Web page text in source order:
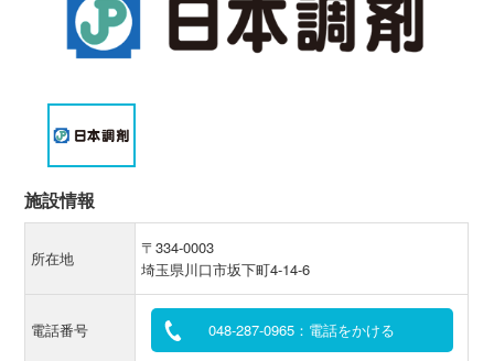
施設情報
所在地
〒334-0003
埼玉県川口市坂下町4-14-6
電話番号 048-287-0965：電話をかける